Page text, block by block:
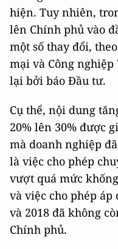
hiện. Tuy nhiên,
lên Chính phủ vào
một số thay đổi,
mại và Công nghiệp
lại bởi báo Đầu tư.
Cụ thể, nội dung
20% lên 30% được
mà doanh nghiệp
là việc cho phép
vượt quá mức
và việc cho phép
và 2018 đã không
Chính phủ.